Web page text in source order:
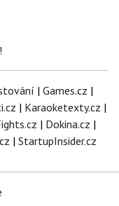
| Games.cz |
| Karaoketexty.cz |
| Dokina.cz |
| StartupInsider.cz